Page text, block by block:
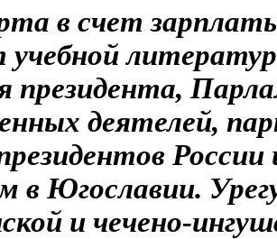
в счет
президента,
деятелей,
в Югославии.
и чечено-